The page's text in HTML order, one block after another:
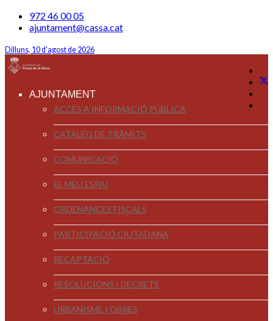
972 46 00 05
ajuntament@cassa.cat
Dilluns, 10 d'agost de 2026
AJUNTAMENT
ACCÉS A INFORMACIÓ PÚBLICA
CATÀLEG DE TRÀMITS
COMUNICACIÓ
EL MEU ESPAI
ORDENANCES FISCALS
PARTICIPACIÓ CIUTADANA
RECAPTACIÓ
RESOLUCIONS I DECRETS
URBANISME I OBRES